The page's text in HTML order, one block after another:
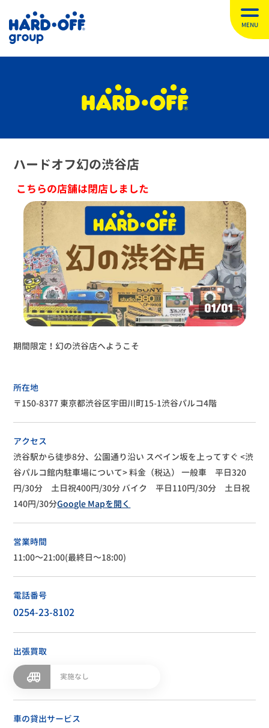
MENU
ハードオフ幻の渋谷店
こちらの店舗は閉店しました
01/01
期間限定！幻の渋谷店へようこそ
所在地
〒150-8377 東京都渋谷区宇田川町15-1渋谷パルコ4階
アクセス
渋谷駅から徒歩8分、公園通り沿い スペイン坂を上ってすぐ <渋
谷パルコ館内駐車場について>料金（税込）
一般車 平日320
円/30分 土日祝400円/30分 バイク 平日110円/30分 土日祝
140円/30分Google Mapを開く
営業時間
11:00～21:00(最終日～18:00)
電話番号
0254-23-8102
出張買取
実施なし
車の貸出サービス